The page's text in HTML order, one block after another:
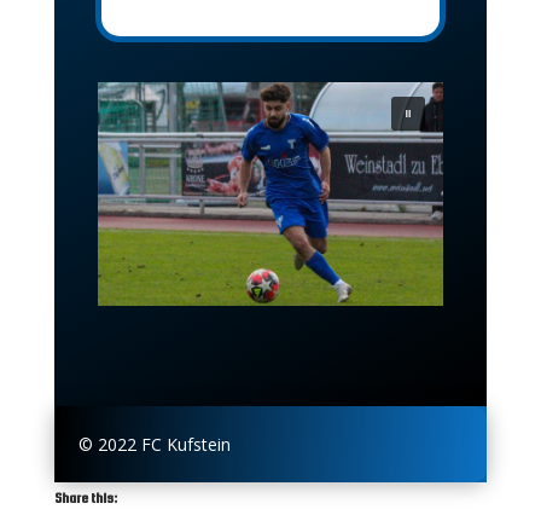
© 2022 FC Kufstein
Share this: